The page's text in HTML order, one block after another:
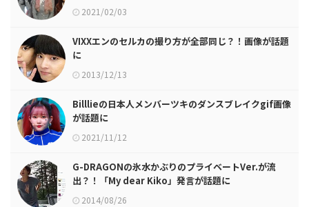
2021/02/03
VIXXエンのセルカの撮り方が全部同じ？！画像が話題
に
2013/12/13
Billlieの日本人メンバーツキのダンスブレイクgif画像
が話題に
2021/11/12
G-DRAGONの氷水かぶりのプライベートVer.が流
出？！「My dear Kiko」発言が話題に
2014/08/26